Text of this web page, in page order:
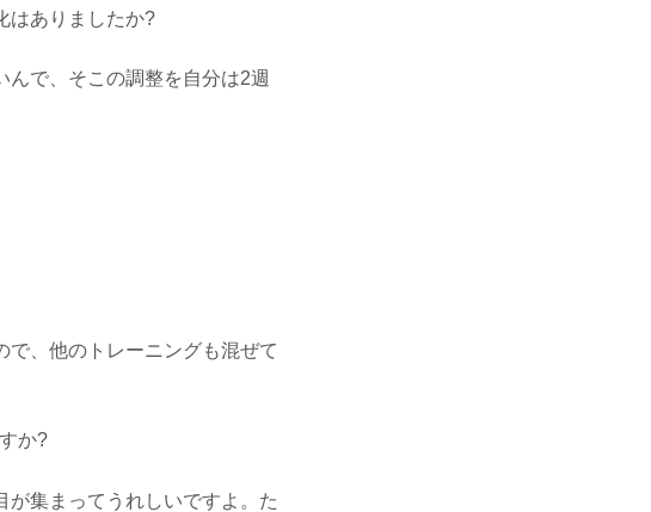
はありましたか?
で、そこの調整を自分は2週
、他のトレーニングも混ぜて
か?
集まってうれしいですよ。た